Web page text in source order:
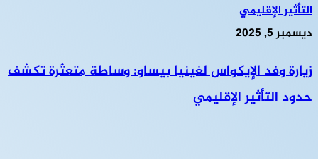
التأثير الإقليمي
ديسمبر 5, 2025
زيارة وفد الإيكواس لغينيا بيساو: وساطة متعثّرة تكشف
حدود التأثير الإقليمي